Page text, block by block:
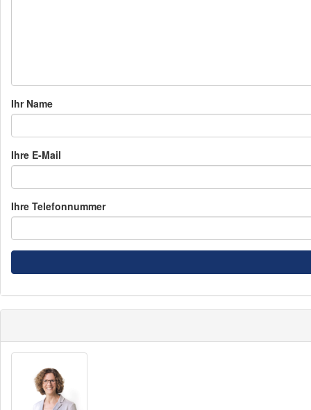
Ihr Name
Ihre E-Mail
Ihre Telefonnummer